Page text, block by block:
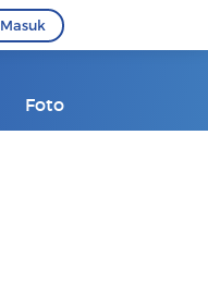
Masuk
Foto